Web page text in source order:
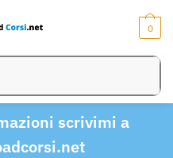
0
scrivimi a